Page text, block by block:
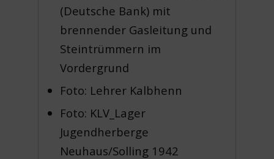
(Deutsche Bank) mit
brennender Gasleitung und
Steintrümmern im
Vordergrund
Foto: Lehrer Kalbhenn
Foto: KLV_Lager
Jugendherberge
Neuhaus/Solling 1942